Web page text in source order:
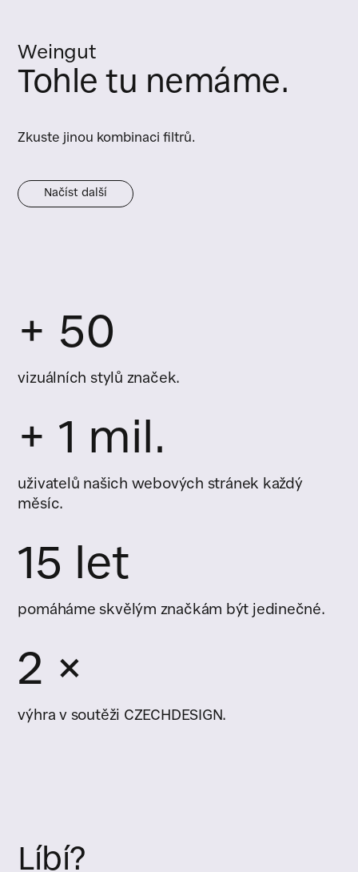
Weingut
Tohle tu nemáme.
Zkuste jinou kombinaci filtrů.
Načíst další
+ 50
vizuálních stylů značek.
+ 1 mil.
uživatelů našich webových stránek každý
měsíc.
15 let
pomáháme skvělým značkám být jedinečné.
2 ×
výhra v soutěži CZECHDESIGN.
Líbí?